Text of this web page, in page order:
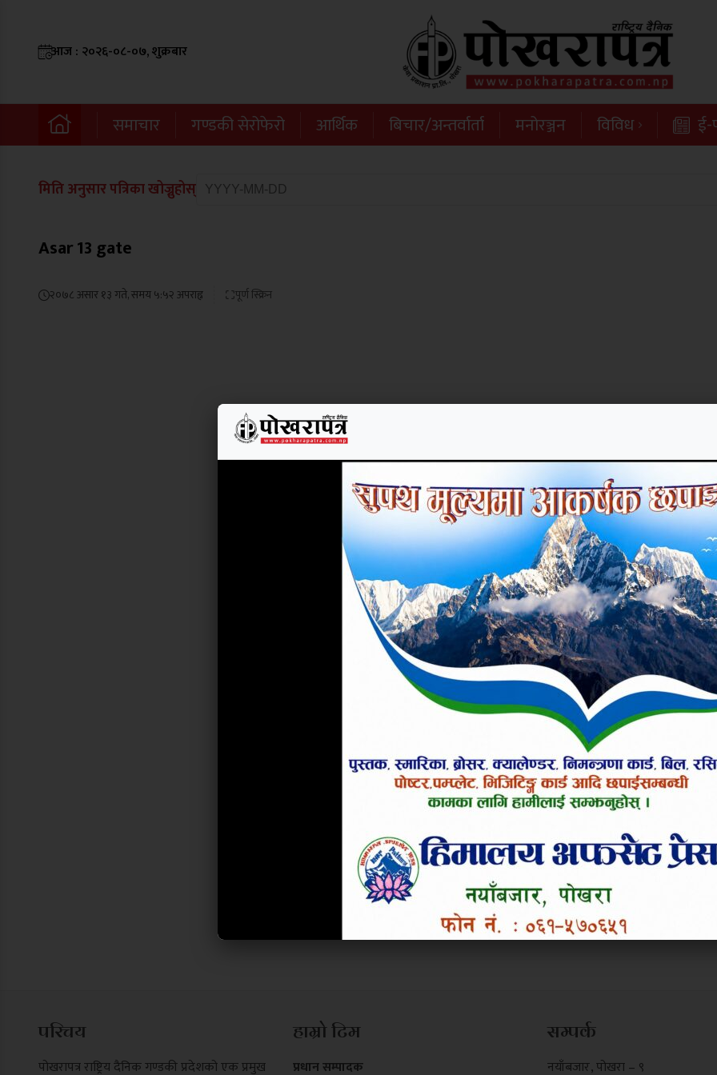
आज : २०२६-०८-०७, शुक्रबार
समाचार गण्डकी सेरोफेरो आर्थिक बिचार/अन्तर्वार्ता मनोरञ्जन विविध ई-
मिति अनुसार पत्रिका खोज्नुहोस्
Asar 13 gate
२०७८ असार १३ गते, समय ५:५२ अपराह्न पूर्ण स्क्रिन
परिचय
पोखरापत्र राष्ट्रिय दैनिक गण्डकी प्रदेशको एक प्रमुख
हाम्रो टिम
प्रधान सम्पादक
सम्पर्क
नयाँबजार , पोखरा – ९